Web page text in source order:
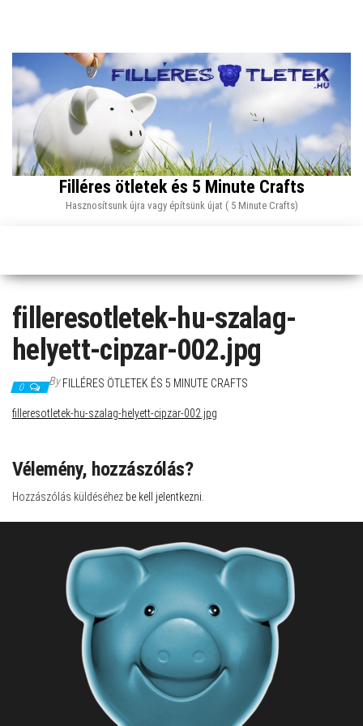
Filléres ötletek és 5 Minute Crafts
Hasznosítsunk újra vagy építsünk újat ( 5 Minute Crafts)
filleresotletek-hu-szalag-
helyett-cipzar-002.jpg
0 By FILLÉRES ÖTLETEK ÉS 5 MINUTE CRAFTS
filleresotletek-hu-szalag-helyett-cipzar-002.jpg
Vélemény, hozzászólás?
Hozzászólás küldéséhez be kell jelentkezni.